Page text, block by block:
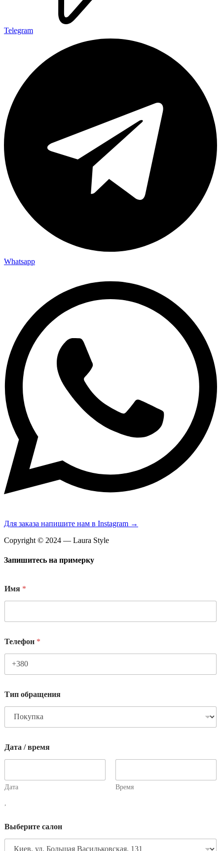
Telegram
Whatsapp
Для заказа напишите нам в Instagram →
Copyright © 2024 — Laura Style
Запишитесь на примерку
Имя *
Телефон *
Тип обращения
Дата / время
Дата Время
Выберите салон